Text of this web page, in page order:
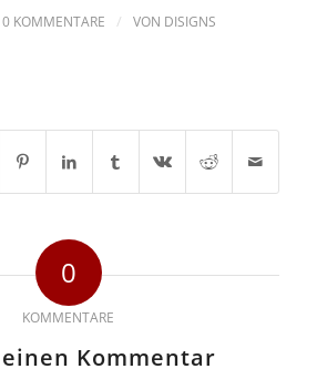
0 KOMMENTARE / VON DISIGNS
0
KOMMENTARE
Kommentar